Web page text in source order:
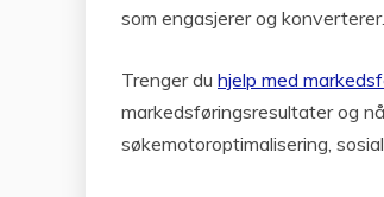
som engasjerer og konverterer.
Trenger du hjelp med
markedsføringsresultater og
søkemotoroptimalisering,